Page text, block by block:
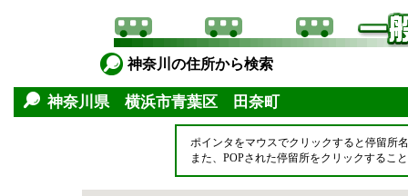
神奈川の住所から検索
神奈川県 横浜市青葉区 田奈町
ポインタをマウスでクリックすると停留所
また、POPされた停留所をクリックするこ